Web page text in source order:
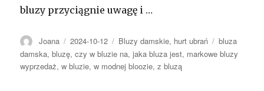
bluzy przyciągnie uwagę i …
Autor
Joana Opublikowano
2024-10-12 Kategorie
Bluzy damskie, hurt ubrań Tagi
bluza
damska,bluzę,czy w bluzie na,jaka bluza jest, markowe bluzy
wyprzedaż,w bluzie,w modnej bloozie,z bluzą